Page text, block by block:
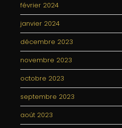
février 2024
janvier 2024
décembre 2023
novembre 2023
octobre 2023
septembre 2023
août 2023